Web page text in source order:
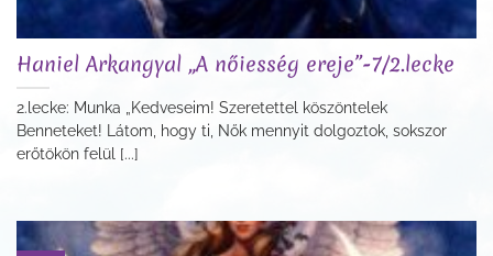
Haniel Arkangyal „A nőiesség ereje”-7/2.lecke
2.lecke: Munka „Kedveseim! Szeretettel köszöntelek
Benneteket! Látom, hogy ti, Nők mennyit dolgoztok, sokszor
erőtökön felül [...]